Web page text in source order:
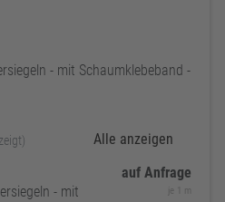
- mit Schaumklebeband -
Alle anzeigen
- mit
auf Anfrage
je 1 m